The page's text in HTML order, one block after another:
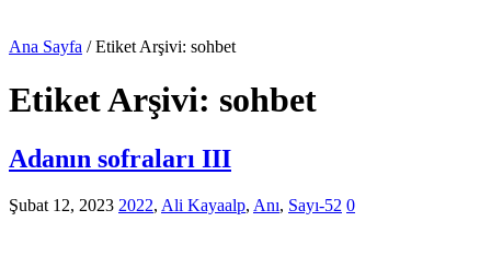
Ana Sayfa / Etiket Arşivi: sohbet
Etiket Arşivi: sohbet
Adanın sofraları III
Şubat 12, 2023 2022, Ali Kayaalp, Anı, Sayı-52 0